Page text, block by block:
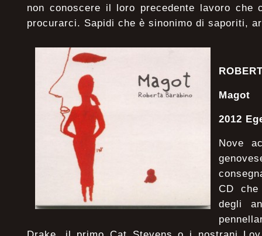
non conoscere il loro precedente lavoro che
procurarci. Sapidi che è sinonimo di saporiti,
Magot
2012
Nove
CD
degli